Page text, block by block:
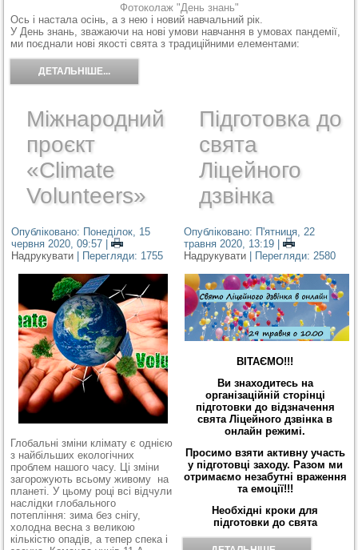
Фотоколаж "День знань"
Ось і настала осінь, а з нею і новий навчальний рік.
У День знань, зважаючи на нові умови навчання в умовах пандемії,
ми поєднали нові якості свята з традиційними елементами:
ДЕТАЛЬНІШЕ...
Міжнародний
проєкт
«Climate
Volunteers»
Опубліковано: Понеділок, 15
червня 2020, 09:57 |
Надрукувати
| Перегляди: 1755
Глобальні зміни клімату є однією
з найбільших екологічних
проблем нашого часу. Ці зміни
загорожують всьому живому на
планеті. У цьому році всі відчули
наслідки глобального
потепління: зима без снігу,
холодна весна з великою
кількістю опадів, а тепер спека і
Підготовка до
свята
Ліцейного
дзвінка
Опубліковано: П'ятниця, 22
травня 2020, 13:19|
Надрукувати
| Перегляди: 2580
ВІТАЄМО!!!
Ви знаходитесь на
організаційній сторінці
підготовки до відзначення
свята Ліцейного дзвінка в
онлайн режимі.
Просимо взяти активну участь
у підготовці заходу. Разом ми
отримаємо незабутні враження
та емоції!!!
Необхідні кроки для
підготовки до свята